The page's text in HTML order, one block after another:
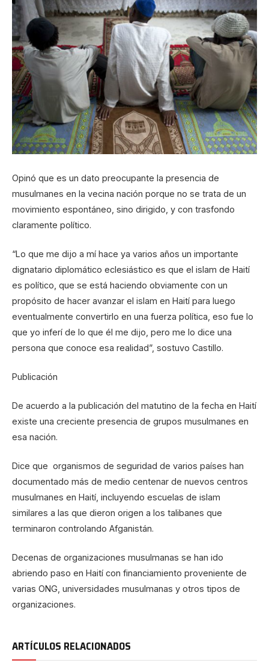
Opinó que es un dato preocupante la presencia de
musulmanes en la vecina nación porque no se trata de un
movimiento espontáneo, sino dirigido, y con trasfondo
claramente político.
“Lo que me dijo a mí hace ya varios años un importante
dignatario diplomático eclesiástico es que el islam de Haití
es político, que se está haciendo obviamente con un
propósito de hacer avanzar el islam en Haití para luego
eventualmente convertirlo en una fuerza política, eso fue lo
que yo inferí de lo que él me dijo, pero me lo dice una
persona que conoce esa realidad”, sostuvo Castillo.
Publicación
De acuerdo a la publicación del matutino de la fecha en Haití
existe una creciente presencia de grupos musulmanes en
esa nación.
Dice que organismos de seguridad de varios países han
documentado más de medio centenar de nuevos centros
musulmanes en Haití, incluyendo escuelas de islam
similares a las que dieron origen a los talibanes que
terminaron controlando Afganistán.
Decenas de organizaciones musulmanas se han ido
abriendo paso en Haití con financiamiento proveniente de
varias ONG, universidades musulmanas y otros tipos de
organizaciones.
ARTÍCULOS RELACIONADOS